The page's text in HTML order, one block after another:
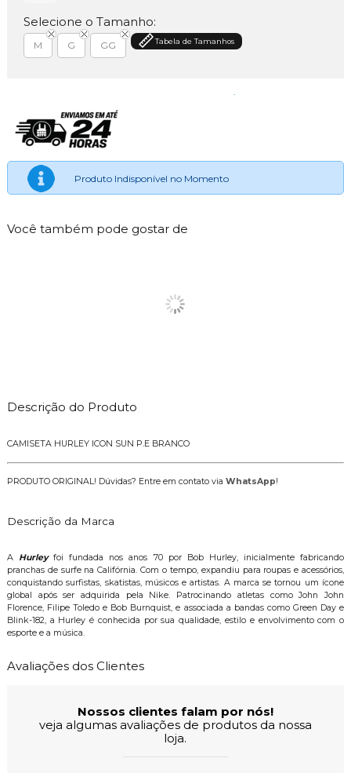
Selecione o Tamanho:
M G GG Tabela de Tamanhos
Produto Indisponível no Momento
Você também pode gostar de
Descrição do Produto
CAMISETA HURLEY ICON SUN P.E BRANCO
PRODUTO ORIGINAL! Dúvidas? Entre em contato via WhatsApp!
Descrição da Marca
A Hurleyfoi fundada nos anos 70 por Bob Hurley, inicialmente fabricando
pranchas de surfe na Califórnia. Com o tempo, expandiu para roupas e acessórios,
conquistando surfistas, skatistas, músicos e artistas. A marca se tornou um ícone
global após ser adquirida pela Nike. Patrocinando atletas como John John
Florence, Filipe Toledo e Bob Burnquist, e associada a bandas como Green Day e
Blink-182, a Hurley é conhecida por sua qualidade, estilo e envolvimento com o
esporte e a música.
Avaliações dos Clientes
Nossos clientes falam por nós!
veja algumas avaliações de produtos da nossa
loja.